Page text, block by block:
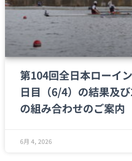
第104回全日本ローイ
日目（6/4）の結果及び
の組み合わせのご案内
6月 4, 2026